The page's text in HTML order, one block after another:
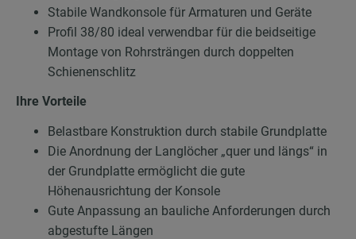
Stabile Wandkonsole für Armaturen und Geräte
Profil 38/80 ideal verwendbar für die beidseitige
Montage von Rohrsträngen durch doppelten
Schienenschlitz
Ihre Vorteile
Belastbare Konstruktion durch stabile Grundplatte
Die Anordnung der Langlöcher „quer und längs“ in
der Grundplatte ermöglicht die gute
Höhenausrichtung der Konsole
Gute Anpassung an bauliche Anforderungen durch
abgestufte Längen